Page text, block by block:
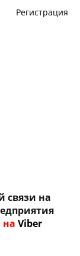
Регистрация
связи на
на Viber